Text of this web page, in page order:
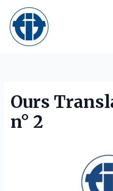
content
Ours
n° 2